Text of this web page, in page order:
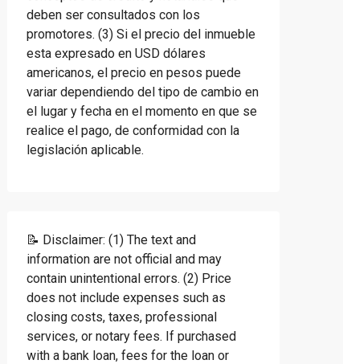
deben ser consultados con los
promotores. (3) Si el precio del inmueble
esta expresado en USD dólares
americanos, el precio en pesos puede
variar dependiendo del tipo de cambio en
el lugar y fecha en el momento en que se
realice el pago, de conformidad con la
legislación aplicable.
📝 Disclaimer: (1) The text and
information are not official and may
contain unintentional errors. (2) Price
does not include expenses such as
closing costs, taxes, professional
services, or notary fees. If purchased
with a bank loan, fees for the loan or